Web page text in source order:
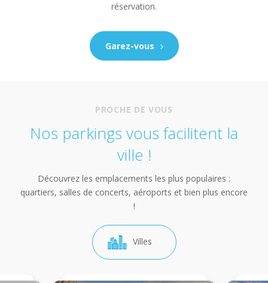
réservation.
Garez-vous
PROCHE DE VOUS
Nos parkings vous facilitent la
ville !
Découvrez les emplacements les plus populaires :
quartiers, salles de concerts, aéroports et bien plus encore
!
Villes